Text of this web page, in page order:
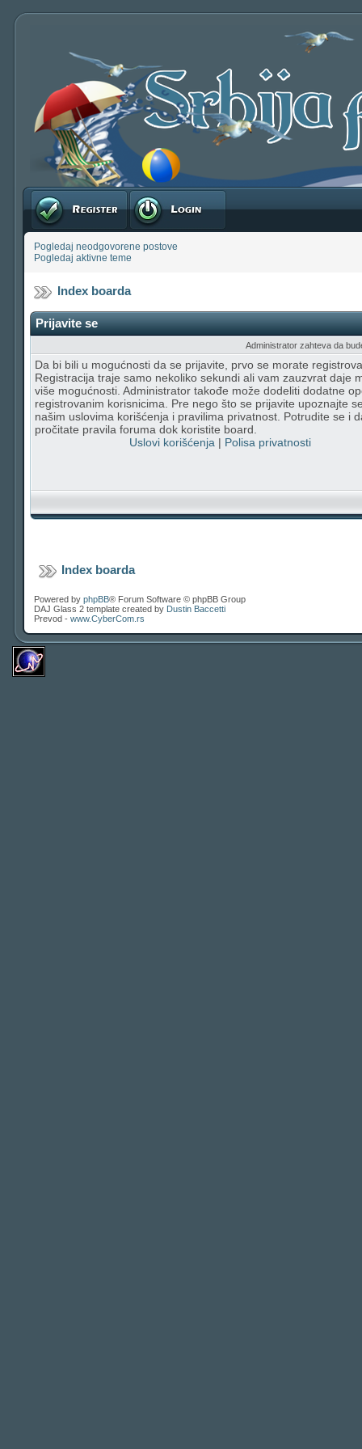
Registruj se Prijavite se
Pogledaj neodgovorene postove
Pogledaj aktivne teme
Index boarda
Prijavite se
Administrator zahteva da
Da bi bili u mogućnosti da se prijavite, prvo se morate
Registracija traje samo nekoliko sekundi ali vam zauzvrat daje
više mogućnosti. Administrator takođe može dodeliti dodatne
registrovanim korisnicima. Pre nego što se prijavite upoznajte
našim uslovima korišćenja i pravilima privatnost. Potrudite se i
pročitate pravila foruma dok koristite board.
Uslovi korišćenja | Polisa privatnosti
Index boarda
Powered by phpBB® Forum Software © phpBB Group
DAJ Glass 2 template created by Dustin Baccetti
Prevod - www.CyberCom.rs